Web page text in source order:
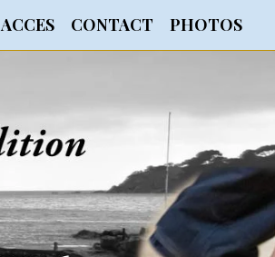
ACCES CONTACT PHOTOS